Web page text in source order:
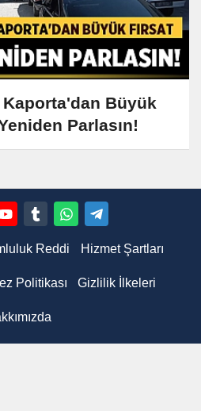
Büyük
Parlasın!
Reddi Hizmet Şartları
Politikası Gizlilik İlkeleri